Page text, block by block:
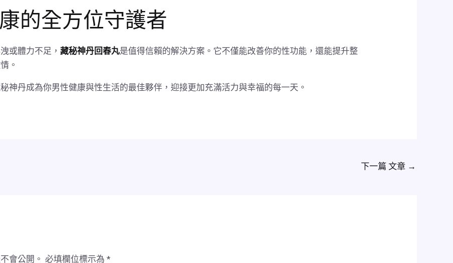
的全方位守護者
或體力不足，藏秘神丹回春丸是值得信賴的解決方案。它不僅能改善你的性功能，還能提升整
。
神丹成為你男性健康與性生活的最佳夥伴，迎接更加充滿活力與幸福的每一天。
下一篇 文章 →
會公開。 必填欄位標示為*